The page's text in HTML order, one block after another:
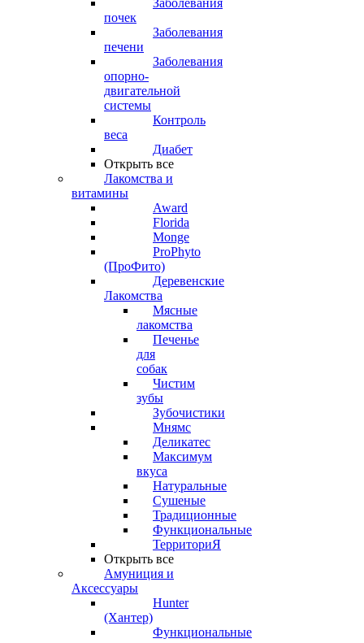
Заболевания
почек
Заболевания
печени
Заболевания
опорно-
двигательной
системы
Контроль
веса
Диабет
Открыть все
Лакомства и
витамины
Award
Florida
Monge
ProPhyto
(ПроФито)
Деревенские
Лакомства
Мясные
лакомства
Печенье
для
собак
Чистим
зубы
Зубочистики
Мнямс
Деликатес
Максимум
вкуса
Натуральные
Сушеные
Традиционные
Функциональные
ТерриториЯ
Открыть все
Амуниция и
Аксессуары
Hunter
(Хантер)
Функциональные